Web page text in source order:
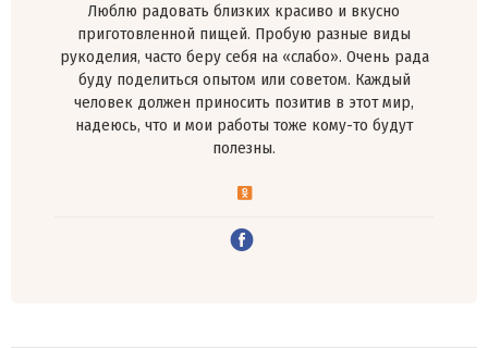
Люблю радовать близких красиво и вкусно
приготовленной пищей. Пробую разные виды
рукоделия, часто беру себя на «слабо». Очень рада
буду поделиться опытом или советом. Каждый
человек должен приносить позитив в этот мир,
надеюсь, что и мои работы тоже кому-то будут
полезны.